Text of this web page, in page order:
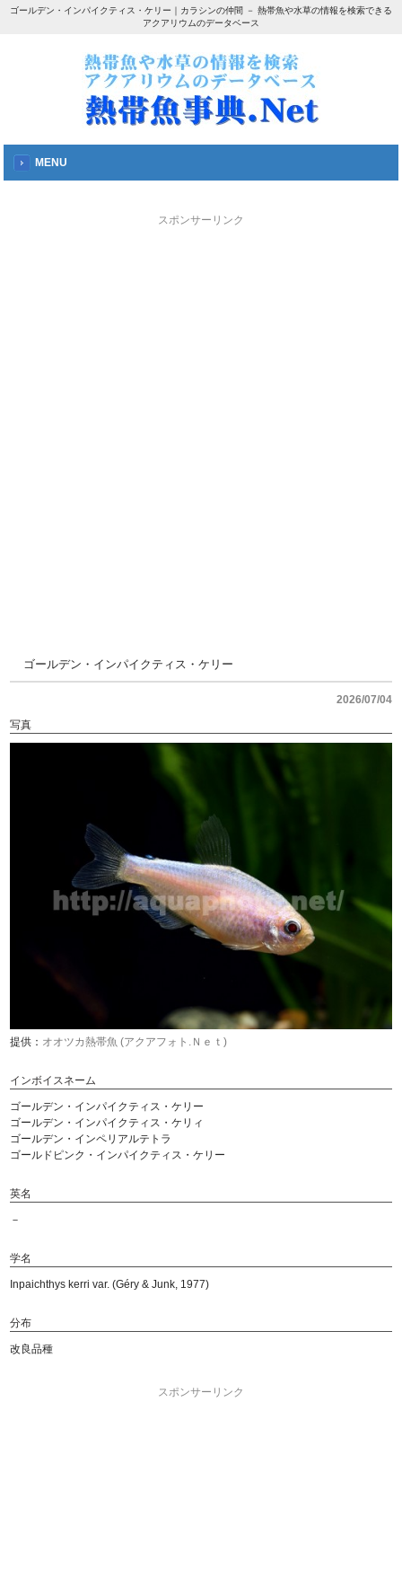
ゴールデン・インパイクティス・ケリー｜カラシンの仲間 － 熱帯魚や水草の情報を検索できる
アクアリウムのデータベース
MENU
スポンサーリンク
ゴールデン・インパイクティス・ケリー
2026/07/04
写真
提供： オオツカ熱帯魚 (アクアフォト.Ｎｅｔ)
インボイスネーム
ゴールデン・インパイクティス・ケリー
ゴールデン・インパイクティス・ケリィ
ゴールデン・インペリアルテトラ
ゴールドピンク・インパイクティス・ケリー
英名
－
学名
Inpaichthys kerri var. (Géry & Junk, 1977)
分布
改良品種
スポンサーリンク